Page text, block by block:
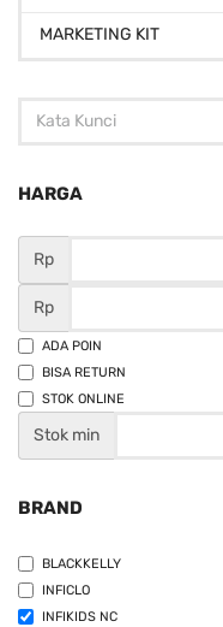
MARKETING KIT
HARGA
Rp
Rp
ADA POIN
BISA RETURN
STOK ONLINE
Stok min
BRAND
BLACKKELLY
INFICLO
INFIKIDS NC